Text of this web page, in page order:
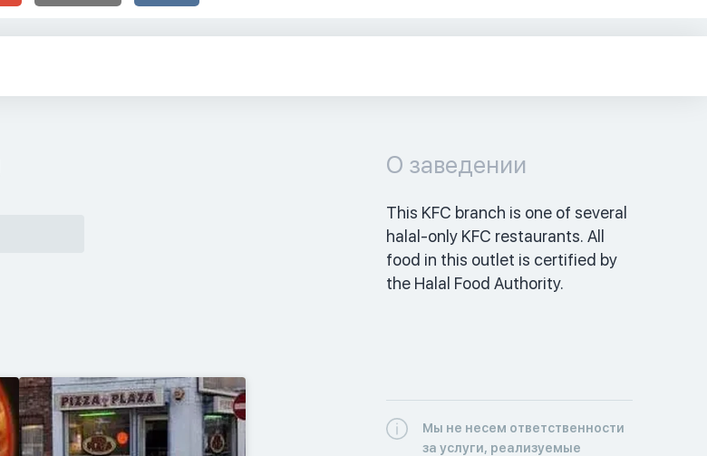
О заведении
This KFC branch is one of several
halal-only KFC restaurants. All
food in this outlet is certified by
the Halal Food Authority.
Мы не несем ответственности
за услуги, реализуемые